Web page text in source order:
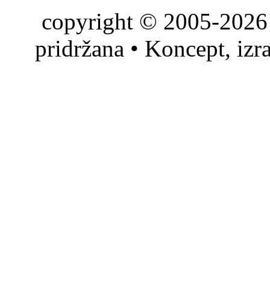
copyright © 2005-
pridržana • Koncept,